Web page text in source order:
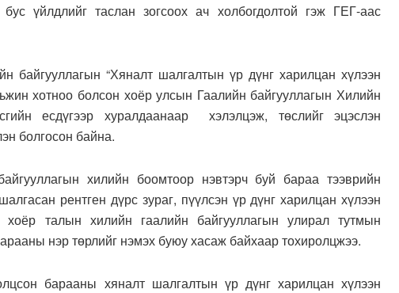
үйлдлийг таслан зогсоох ач холбогдолтой гэж ГЕГ-аас
“Хяналт шалгалтын үр дүнг харилцан хүлээн
хотноо болсон хоёр улсын Гаалийн байгууллагын Хилийн
есдүгээр хуралдаанаар хэлэлцэж, төслийг эцэслэн
болгосон байна.
хилийн боомтоор нэвтэрч буй бараа тээврийн
рентген дүрс зураг, пүүлсэн үр дүнг харилцан хүлээн
талын хилийн гаалийн байгууллагын улирал тутмын
нэр төрлийг нэмэх буюу хасаж байхаар тохиролцжээ.
барааны хяналт шалгалтын үр дүнг харилцан хүлээн